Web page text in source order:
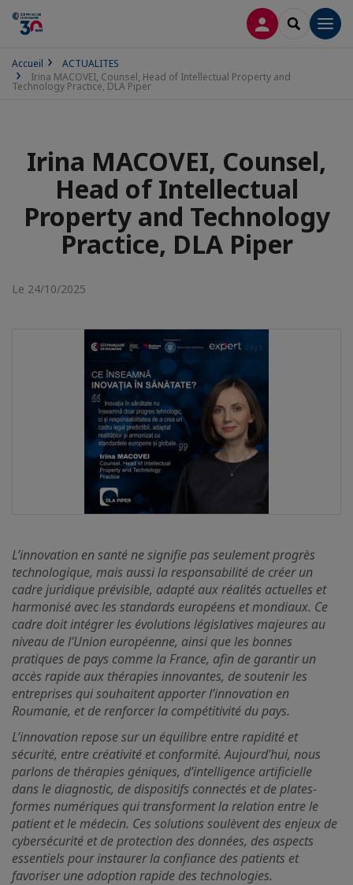
CONNEXION
Accueil
ACTUALITES
Irina MACOVEI, Counsel, Head of Intellectual Property and
Technology Practice, DLA Piper
Irina MACOVEI, Counsel,
Head of Intellectual
Property and Technology
Practice, DLA Piper
Le 24/10/2025
L’innovation en santé ne signifie pas seulement progrès
technologique, mais aussi la responsabilité de créer un
cadre juridique prévisible, adapté aux réalités actuelles et
harmonisé avec les standards européens et mondiaux. Ce
cadre doit intégrer les évolutions législatives majeures au
niveau de l’Union européenne, ainsi que les bonnes
pratiques de pays comme la France, afin de garantir un
accès rapide aux thérapies innovantes, de soutenir les
entreprises qui souhaitent apporter l’innovation en
Roumanie, et de renforcer la compétitivité du pays.
L’innovation repose sur un équilibre entre rapidité et
sécurité, entre créativité et conformité. Aujourd’hui, nous
parlons de thérapies géniques, d’intelligence artificielle
dans le diagnostic, de dispositifs connectés et de plates-
formes numériques qui transforment la relation entre le
patient et le médecin. Ces solutions soulèvent des enjeux de
cybersécurité et de protection des données, des aspects
essentiels pour instaurer la confiance des patients et
favoriser une adoption rapide des technologies.